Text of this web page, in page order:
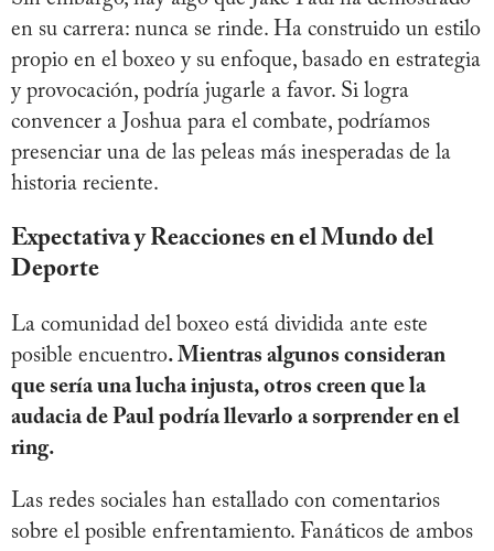
en su carrera: nunca se rinde. Ha construido un estilo
propio en el boxeo y su enfoque, basado en estrategia
y provocación, podría jugarle a favor. Si logra
convencer a Joshua para el combate, podríamos
presenciar una de las peleas más inesperadas de la
historia reciente.
Expectativa y Reacciones en el Mundo del
Deporte
La comunidad del boxeo está dividida ante este
posible encuentro. Mientras algunos consideran
que sería una lucha injusta, otros creen que la
audacia de Paul podría llevarlo a sorprender en el
ring.
Las redes sociales han estallado con comentarios
sobre el posible enfrentamiento. Fanáticos de ambos